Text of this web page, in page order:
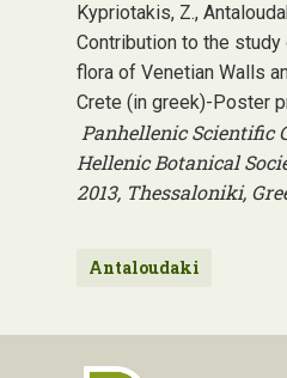
Kypriotakis, Z.,
Contribution to the
flora of Venetian Walls
Crete (in greek)-Poster
Panhellenic Scientific
Hellenic Botanical
2013, Thessaloniki,
Antaloudaki